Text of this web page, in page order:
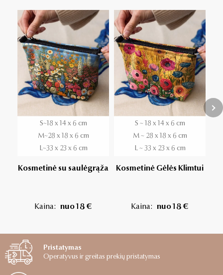
S~18 x 14 x 6 cm
M~28 x 18 x 6 cm
L~33 x 23 x 6 cm
Kosmetinė su saulėgrąža
Kaina: nuo 18 €
S ~ 18 x 14 x 6 cm
M ~ 28 x 18 x 6 cm
L ~ 33 x 23 x 6 cm
Kosmetinė Gėlės Klimtui
Kaina: nuo 18 €
Pristatymas
Operatyvus ir greitas prekių pristatymas